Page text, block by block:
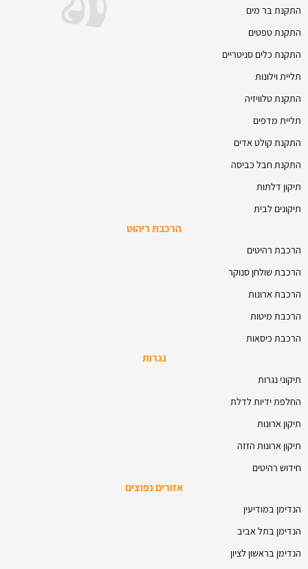
התקנת בר מים
התקנת טפטים
התקנת כלים סניטריים
תליית וילונות
התקנת טלוויזיה
תליית מדפים
התקנת קולט אדים
התקנת חבל כביסה
תיקון דלתות
תיקונים לבית
הרכבת ריהוט
הרכבת רהיטים
הרכבת שולחן סנוקר
הרכבת ארונות
הרכבת מיטות
הרכבת כיסאות
נגרות
תיקוני נגרות
החלפת ידיות לדלת
תיקון ארונות
תיקון ארונות הזזה
חידוש רהיטים
אזורים נפוצים
הנדימן במודיעין
הנדימן בתל אביב
הנדימן בראשון לציון